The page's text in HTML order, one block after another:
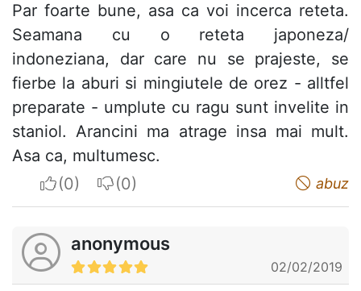
Par foarte bune, asa ca voi incerca reteta.
Seamana cu o reteta japoneza/
indoneziana, dar care nu se prajeste, se
fierbe la aburi si mingiutele de orez - alltfel
preparate - umplute cu ragu sunt invelite in
staniol. Arancini ma atrage insa mai mult.
Asa ca, multumesc.
I apreciateI do not appreciate abuz
anonymous
02/02/2019